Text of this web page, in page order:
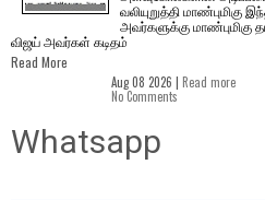
வலியுறுத்தி மாண்புமிகு
அவர்களுக்கு மாண்புமிகு
விஜய் அவர்கள் கடிதம்
Read More
Aug 08 2026 | Read more
No Comments
Whatsapp